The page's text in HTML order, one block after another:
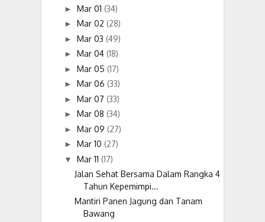
► Mar 01 (34)
► Mar 02 (28)
► Mar 03 (49)
► Mar 04 (18)
► Mar 05 (17)
► Mar 06 (33)
► Mar 07 (33)
► Mar 08 (34)
► Mar 09 (27)
► Mar 10 (27)
▼ Mar 11 (17)
Jalan Sehat Bersama Dalam Rangka 4
Tahun Kepemimpi...
Mantiri Panen Jagung dan Tanam
Bawang